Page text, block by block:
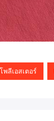
ลีเอสเตอร์